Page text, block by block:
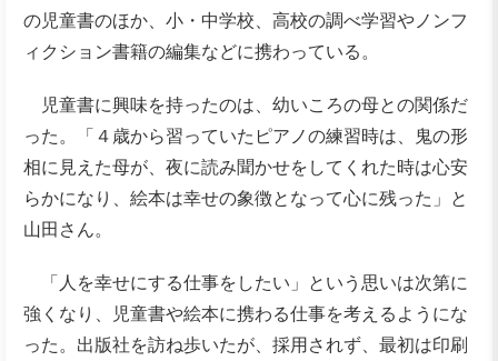
の児童書のほか、小・中学校、高校の調べ学習やノンフ
ィクション書籍の編集などに携わっている。
児童書に興味を持ったのは、幼いころの母との関係だ
った。「４歳から習っていたピアノの練習時は、鬼の形
相に見えた母が、夜に読み聞かせをしてくれた時は心安
らかになり、絵本は幸せの象徴となって心に残った」と
山田さん。
「人を幸せにする仕事をしたい」という思いは次第に
強くなり、児童書や絵本に携わる仕事を考えるようにな
った。出版社を訪ね歩いたが、採用されず、最初は印刷